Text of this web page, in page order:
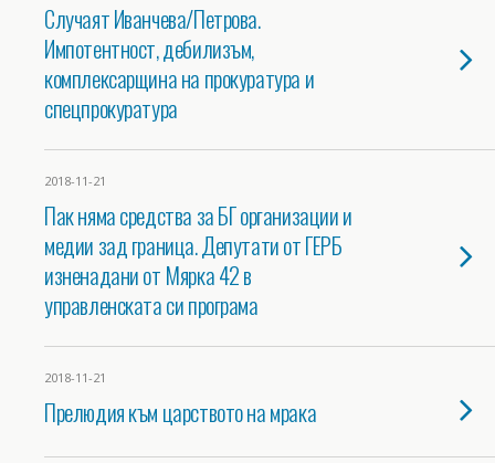
Случаят Иванчева/Петрова.
Импотентност, дебилизъм,
комплексарщина на прокуратура и
спецпрокуратура
2018-11-21
Пак няма средства за БГ организации и
медии зад граница. Депутати от ГЕРБ
изненадани от Мярка 42 в
управленската си програма
2018-11-21
Прелюдия към царството на мрака